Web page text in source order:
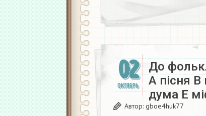
02
ОКТЯБРЬ
До
А пісня
дума Е
Автор: gboe4huk77